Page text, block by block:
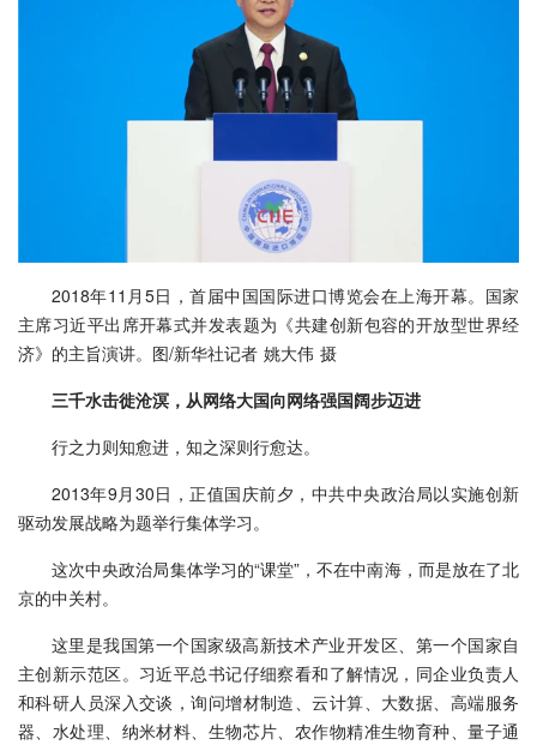
2018年11月5日，首届中国国际进口博览会在上海开幕。国家
主席习近平出席开幕式并发表题为《共建创新包容的开放型世界经
济》的主旨演讲。图/新华社记者 姚大伟 摄
三千水击徙沧溟，从网络大国向网络强国阔步迈进
行之力则知愈进，知之深则行愈达。
2013年9月30日，正值国庆前夕，中共中央政治局以实施创新
驱动发展战略为题举行集体学习。
这次中央政治局集体学习的“课堂”，不在中南海，而是放在了北
京的中关村。
这里是我国第一个国家级高新技术产业开发区、第一个国家自
主创新示范区。习近平总书记仔细察看和了解情况，同企业负责人
和科研人员深入交谈，询问增材制造、云计算、大数据、高端服务
器、水处理、纳米材料、生物芯片、农作物精准生物育种、量子通